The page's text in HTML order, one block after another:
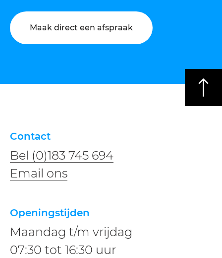
Maak direct een afspraak
Contact
Bel (0)183 745 694
​​Email ons
Openingstijden
Maandag t/m vrijdag
07:30 tot 16:30 uur